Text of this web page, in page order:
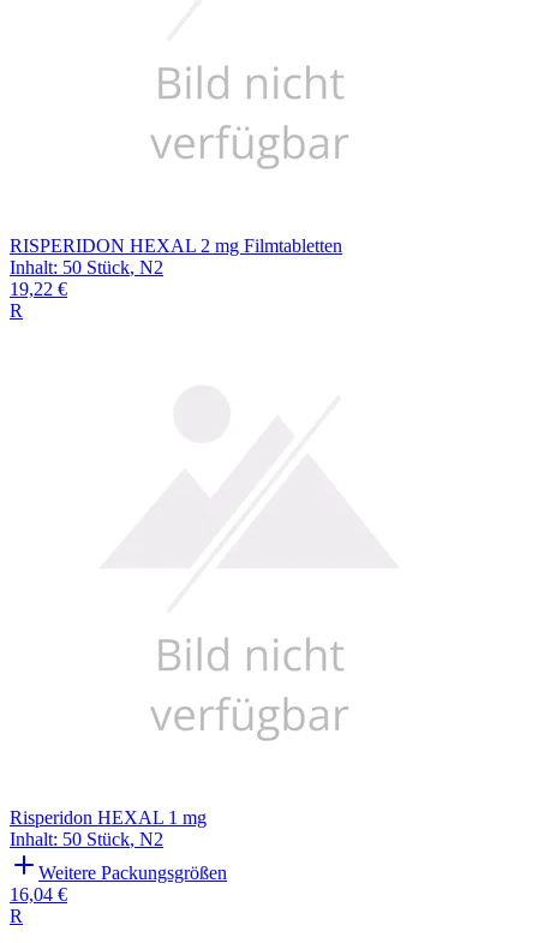
RISPERIDON HEXAL 2 mg Filmtabletten
Inhalt: 50 Stück, N2
19,22 €
R
Risperidon HEXAL 1 mg
Inhalt: 50 Stück, N2
Weitere Packungsgrößen
16,04 €
R